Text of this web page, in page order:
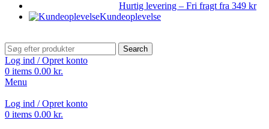
Hurtig levering – Fri fragt fra 349 kr
Kundeoplevelse
Search
Log ind / Opret konto
0 items 0.00 kr.
Menu
Log ind / Opret konto
0 items 0.00 kr.